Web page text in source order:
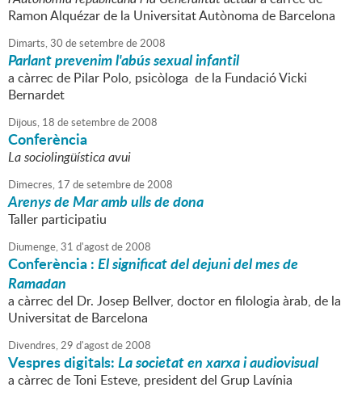
Ramon Alquézar de la Universitat Autònoma de Barcelona
Dimarts,30 desetembrede2008
Parlant prevenim l'abús sexual infantil
a càrrec de Pilar Polo, psicòloga de la Fundació Vicki
Bernardet
Dijous, 18 desetembrede2008
Conferència
La sociolingüística avui
Dimecres, 17 desetembrede2008
Arenys de Mar amb ulls de dona
Taller participatiu
Diumenge,31 d'agostde2008
Conferència :El significat del dejuni del mes de
Ramadan
a càrrec del Dr. Josep Bellver, doctor en filologia àrab, de la
Universitat de Barcelona
Divendres,29 d'agostde2008
Vespres digitals:La societat en xarxa i audiovisual
a càrrec de Toni Esteve, president del Grup Lavínia